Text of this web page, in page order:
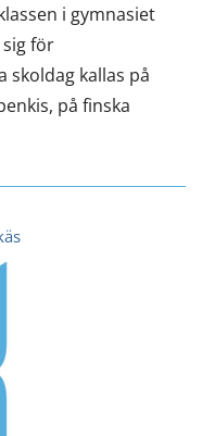
i gymnasiet
för
skoldag kallas på
på finska